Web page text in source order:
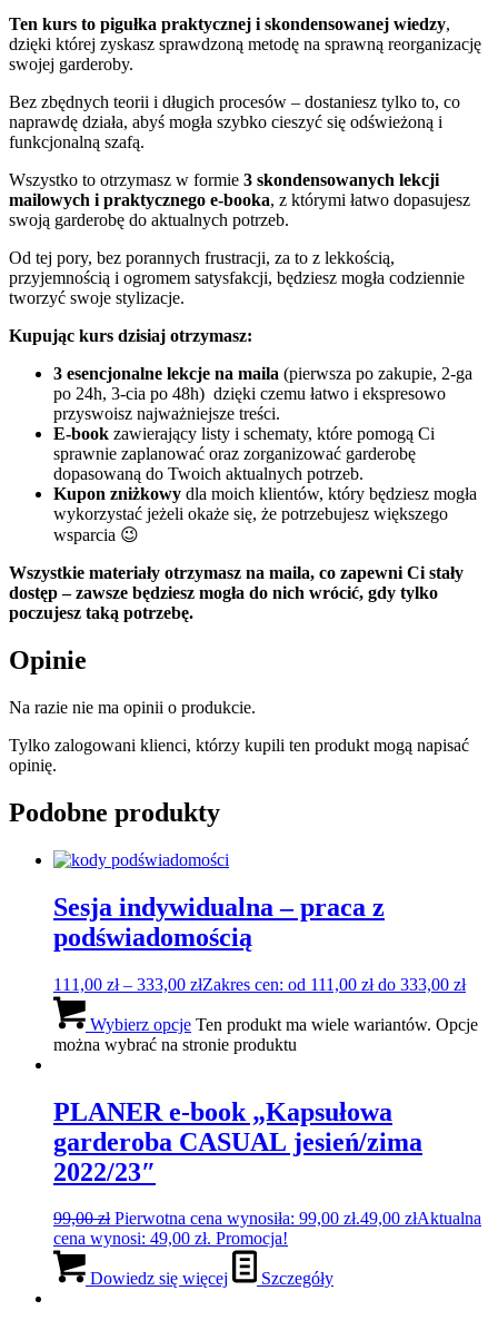
Ten kurs to pigułka praktycznej i skondensowanej wiedzy,
dzięki której zyskasz sprawdzoną metodę na sprawną reorganizację
swojej garderoby.
Bez zbędnych teorii i długich procesów – dostaniesz tylko to, co
naprawdę działa, abyś mogła szybko cieszyć się odświeżoną i
funkcjonalną szafą.
Wszystko to otrzymasz w formie 3 skondensowanych lekcji
mailowych i praktycznego e-booka, z którymi łatwo dopasujesz
swoją garderobę do aktualnych potrzeb.
Od tej pory, bez porannych frustracji, za to z lekkością,
przyjemnością i ogromem satysfakcji, będziesz mogła codziennie
tworzyć swoje stylizacje.
Kupując kurs dzisiaj otrzymasz:
3 esencjonalne lekcje na maila (pierwsza po zakupie, 2-ga
po 24h, 3-cia po 48h) dzięki czemu łatwo i ekspresowo
przyswoisz najważniejsze treści.
E-book zawierający listy i schematy, które pomogą Ci
sprawnie zaplanować oraz zorganizować garderobę
dopasowaną do Twoich aktualnych potrzeb.
Kupon zniżkowy dla moich klientów, który będziesz mogła
wykorzystać jeżeli okaże się, że potrzebujesz większego
wsparcia 😉
Wszystkie materiały otrzymasz na maila, co zapewni Ci stały
dostęp – zawsze będziesz mogła do nich wrócić, gdy tylko
poczujesz taką potrzebę.
Opinie
Na razie nie ma opinii o produkcie.
Tylko zalogowani klienci, którzy kupili ten produkt mogą napisać
opinię.
Podobne produkty
Sesja indywidualna – praca z
podświadomością
111,00 zł – 333,00 złZakres cen: od 111,00 zł do 333,00 zł
Wybierz opcje Ten produkt ma wiele wariantów. Opcje
można wybrać na stronie produktu
PLANER e-book „Kapsułowa
garderoba CASUAL jesień/zima
2022/23″
99,00zł Pierwotna cena wynosiła: 99,00 zł.49,00 złAktualna
cena wynosi: 49,00 zł. Promocja!
Dowiedz się więcej Szczegóły